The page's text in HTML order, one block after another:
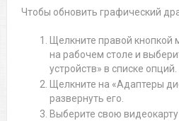
Чтобы обновить графический
Щелкните правой кнопкой
на рабочем столе и
устройств» в списке опций.
Щелкните на «Адаптеры
развернуть его.
Выберите свою